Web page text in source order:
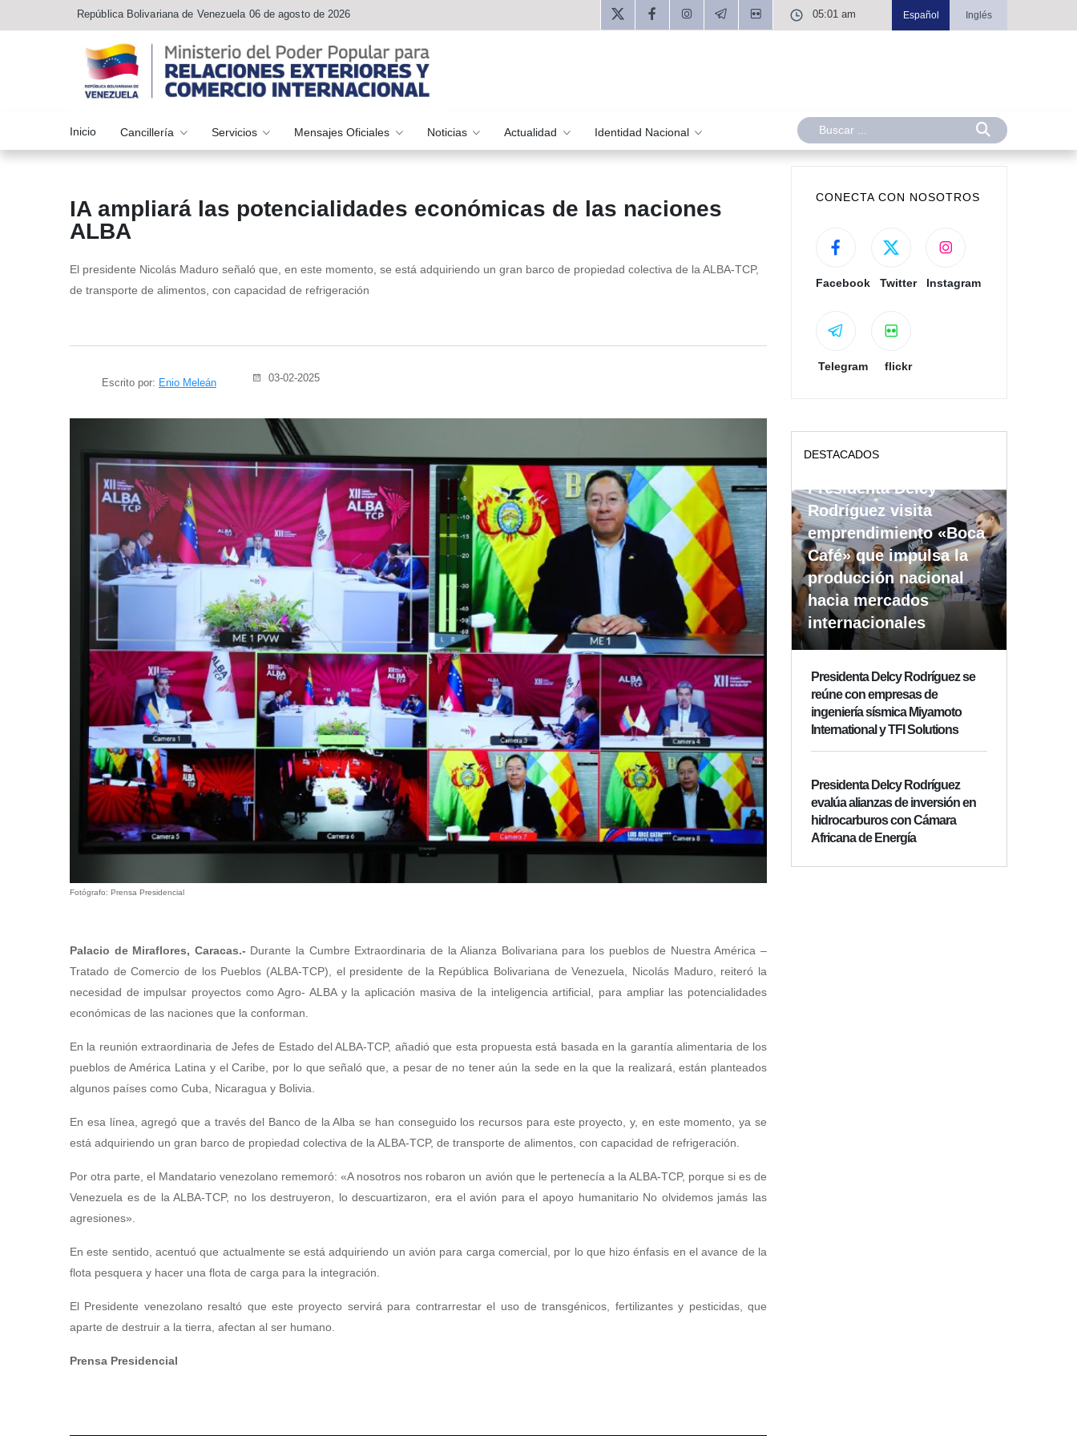
República Bolivariana de Venezuela 06 de agosto de 2026 05:01 am Español Inglés
Inicio Cancillería Servicios Mensajes Oficiales Noticias Actualidad Identidad Nacional
IA ampliará las potencialidades económicas de las naciones
ALBA
El presidente Nicolás Maduro señaló que, en este momento, se está adquiriendo un gran barco de propiedad colectiva de la ALBA-TCP,
de transporte de alimentos, con capacidad de refrigeración
Escrito por: Enio Meleán 03-02-2025
Fotógrafo: Prensa Presidencial
Palacio de Miraflores, Caracas.- Durante la Cumbre Extraordinaria de la Alianza Bolivariana para los pueblos de Nuestra América –
Tratado de Comercio de los Pueblos (ALBA-TCP), el presidente de la República Bolivariana de Venezuela, Nicolás Maduro, reiteró la
necesidad de impulsar proyectos como Agro- ALBA y la aplicación masiva de la inteligencia artificial, para ampliar las potencialidades
económicas de las naciones que la conforman.
En la reunión extraordinaria de Jefes de Estado del ALBA-TCP, añadió que esta propuesta está basada en la garantía alimentaria de los
pueblos de América Latina y el Caribe, por lo que señaló que, a pesar de no tener aún la sede en la que la realizará, están planteados
algunos países como Cuba, Nicaragua y Bolivia.
En esa línea, agregó que a través del Banco de la Alba se han conseguido los recursos para este proyecto, y, en este momento, ya se
está adquiriendo un gran barco de propiedad colectiva de la ALBA-TCP, de transporte de alimentos, con capacidad de refrigeración.
Por otra parte, el Mandatario venezolano rememoró: «A nosotros nos robaron un avión que le pertenecía a la ALBA-TCP, porque si es de
Venezuela es de la ALBA-TCP, no los destruyeron, lo descuartizaron, era el avión para el apoyo humanitario No olvidemos jamás las
agresiones».
En este sentido, acentuó que actualmente se está adquiriendo un avión para carga comercial, por lo que hizo énfasis en el avance de la
flota pesquera y hacer una flota de carga para la integración.
El Presidente venezolano resaltó que este proyecto servirá para contrarrestar el uso de transgénicos, fertilizantes y pesticidas, que
aparte de destruir a la tierra, afectan al ser humano.
Prensa Presidencial
CONECTA CON NOSOTROS
Facebook Twitter Instagram
Telegram flickr
DESTACADOS
Presidenta Delcy
Rodríguez visita
emprendimiento «Boca
Café» que impulsa la
producción nacional
hacia mercados
internacionales
Presidenta Delcy Rodríguez se
reúne con empresas de
ingeniería sísmica Miyamoto
International y TFI Solutions
Presidenta Delcy Rodríguez
evalúa alianzas de inversión en
hidrocarburos con Cámara
Africana de Energía